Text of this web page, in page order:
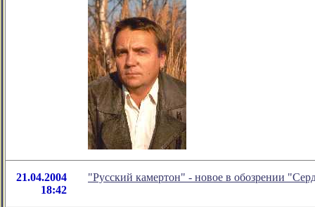
21.04.2004
18:42
"Русский камертон" - новое в обозрении